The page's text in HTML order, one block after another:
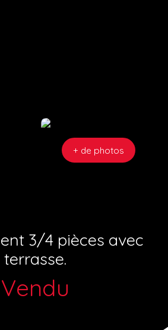
+ de photos
3/4 pièces avec
terrasse.
Vendu